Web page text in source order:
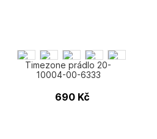
Timezone prádlo 20-
10004-00-6333
690 Kč